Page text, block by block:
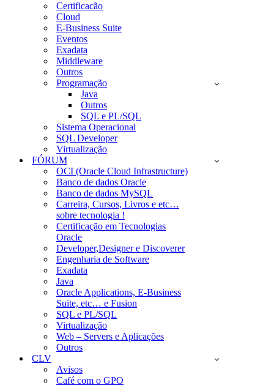
Certificacão
Cloud
E-Business Suite
Eventos
Exadata
Middleware
Outros
Programação
Java
Outros
SQL e PL/SQL
Sistema Operacional
SQL Developer
Virtualização
FÓRUM
OCI (Oracle Cloud Infrastructure)
Banco de dados Oracle
Banco de dados MySQL
Carreira, Cursos, Livros e etc…
sobre tecnologia !
Certificação em Tecnologias
Oracle
Developer,Designer e Discoverer
Engenharia de Software
Exadata
Java
Oracle Applications, E-Business
Suite, etc… e Fusion
SQL e PL/SQL
Virtualização
Web – Servers e Aplicações
Outros
CLV
Avisos
Café com o GPO